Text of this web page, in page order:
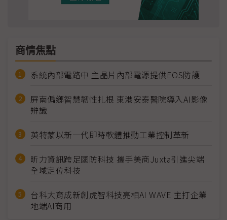
商情焦點
系統內部電路中 主晶片內部電源提供EOS防護
屏南偏鄉智慧韌性扎根 東港安泰醫院導入AI影像
辨識
英特蒙以新一代即時軟體推動工業控制革新
昕力資訊跨足國防科技 攜手美商Juxta引進尖端
全域定位科技
台科大育成新創虎智科技亮相AI WAVE 主打企業
地端AI商用